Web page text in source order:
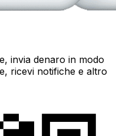
invia denaro in modo
ricevi notifiche e altro